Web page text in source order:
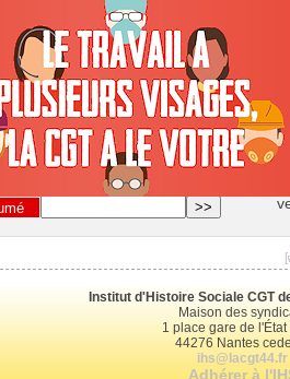
[
Institut d'Histoire Sociale CGT
Maison des
1 place gare de l'État
44276 Nantes
ihs@lacgt44.fr
Adhérer à